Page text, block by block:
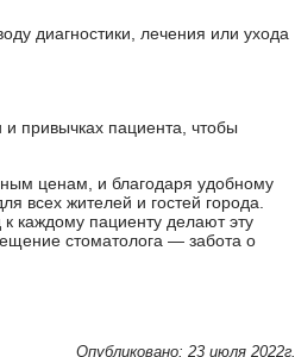
диагностики, лечения или ухода
привычках пациента, чтобы
ценам, и благодаря удобному
всех жителей и гостей города.
каждому пациенту делают эту
стоматолога — забота о
Опубликовано: 23 июля 2022г.